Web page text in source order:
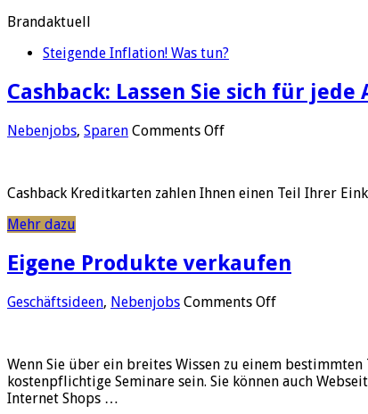
Brandaktuell
Steigende Inflation! Was tun?
Cashback: Lassen Sie sich für jede
Nebenjobs, Sparen Comments Offon
sich
bezahlen
Cashback Kreditkarten zahlen Ihnen einen Teil Ihrer
Mehr dazu
Eigene Produkte verkaufen
Geschäftsideen, Nebenjobs Comments Offon
Wenn Sie über ein breites Wissen zu einem
kostenpflichtige Seminare sein. Sie können auch
Internet Shops …